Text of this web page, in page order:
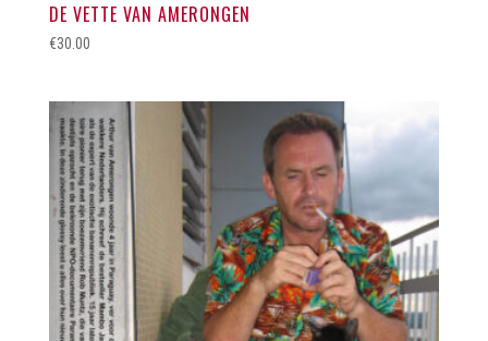
DE VETTE VAN AMERONGEN
€30.00